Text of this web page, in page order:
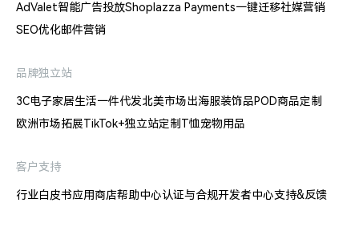
AdValet智能广告投放Shoplazza Payments一键迁移社媒营销
SEO优化邮件营销
品牌独立站
3C电子家居生活一件代发北美市场出海服装饰品POD商品定制
欧洲市场拓展TikTok+独立站定制T恤宠物用品
客户支持
行业白皮书应用商店帮助中心认证与合规开发者中心支持&反馈